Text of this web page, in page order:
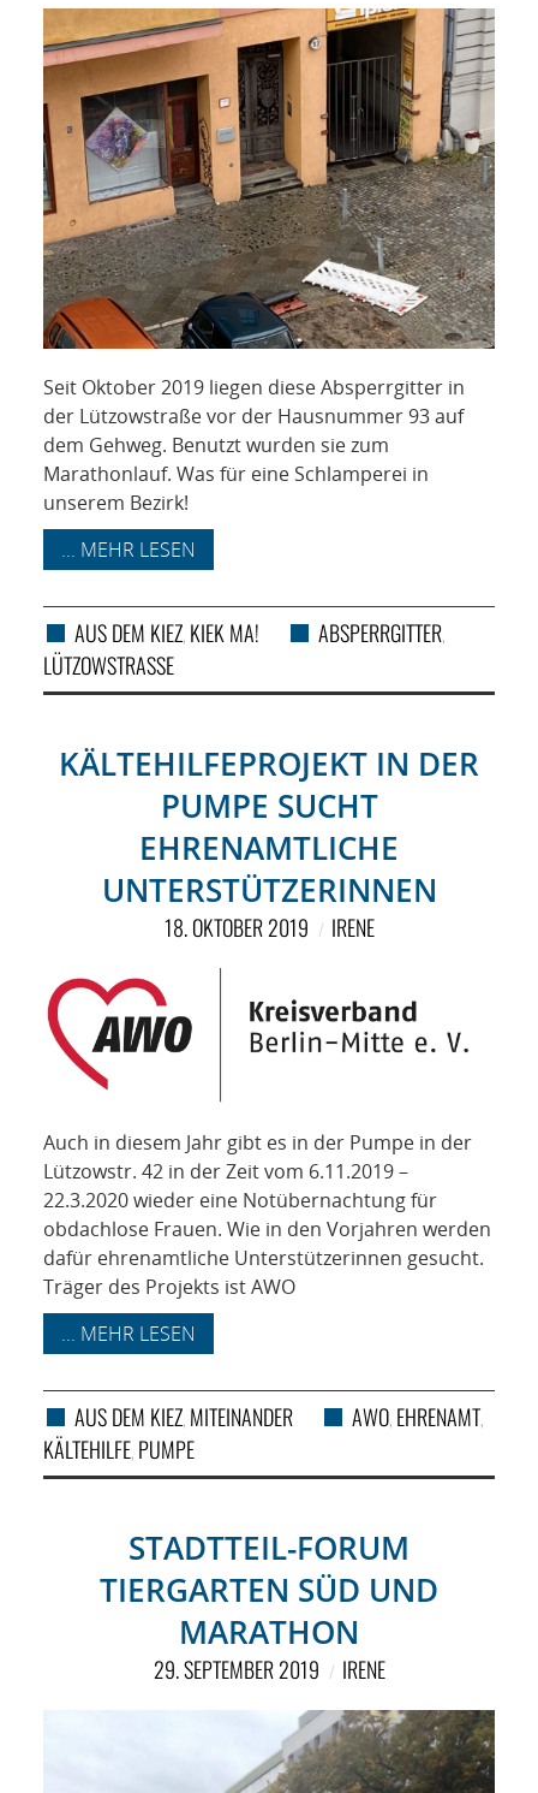
Seit Oktober 2019 liegen diese Absperrgitter in
der Lützowstraße vor der Hausnummer 93 auf
dem Gehweg. Benutzt wurden sie zum
Marathonlauf. Was für eine Schlamperei in
unserem Bezirk!
... MEHR LESEN
AUS DEM KIEZ, KIEK MA! ABSPERRGITTER,
LÜTZOWSTRASSE
KÄLTEHILFEPROJEKT IN DER
PUMPE SUCHT
EHRENAMTLICHE
UNTERSTÜTZERINNEN
18. OKTOBER 2019 IRENE
Auch in diesem Jahr gibt es in der Pumpe in der
Lützowstr. 42 in der Zeit vom 6.11.2019 –
22.3.2020 wieder eine Notübernachtung für
obdachlose Frauen. Wie in den Vorjahren werden
dafür ehrenamtliche Unterstützerinnen gesucht.
Träger des Projekts ist AWO
... MEHR LESEN
AUS DEM KIEZ, MITEINANDER AWO, EHRENAMT,
KÄLTEHILFE, PUMPE
STADTTEIL-FORUM
TIERGARTEN SÜD UND
MARATHON
29. SEPTEMBER 2019 IRENE